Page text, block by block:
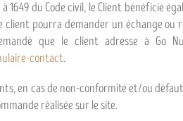
1649 du Code civil, le Client bénéficie
client pourra demander un échange
que le client adresse à Go
contact.
en cas de non-conformité et/ou
réalisée sur le site.